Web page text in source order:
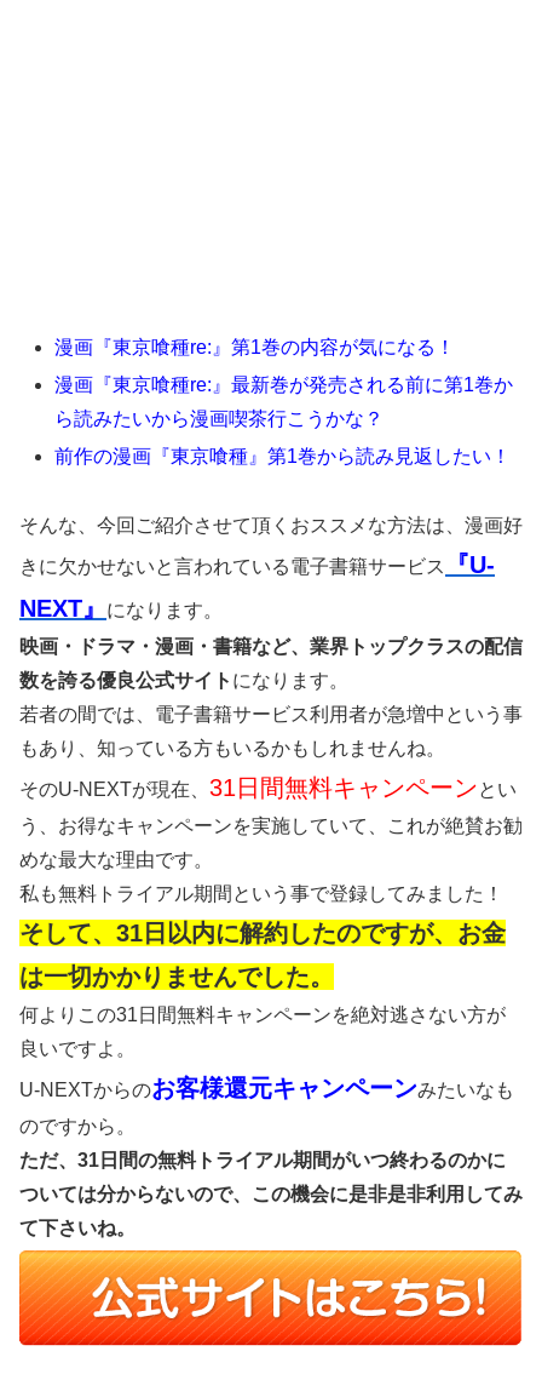
漫画『東京喰種re:』第1巻の内容が気になる！
漫画『東京喰種re:』最新巻が発売される前に第1巻か
ら読みたいから漫画喫茶行こうかな？
前作の漫画『東京喰種』第1巻から読み見返したい！
そんな、今回ご紹介させて頂くおススメな方法は、漫画好
きに欠かせないと言われている電子書籍サービス
『U-
NEXT』
になります。
映画・ドラマ・漫画・書籍など、業界トップクラスの配信
数を誇る優良公式サイト になります。
若者の間では、電子書籍サービス利用者が急増中という事
もあり、知っている方もいるかもしれませんね。
そのU-NEXTが現在、 31日間無料キャンペーンとい
う、お得なキャンペーンを実施していて、これが絶賛お勧
めな最大な理由です。
私も無料トライアル期間という事で登録してみました！
そして、31日以内に解約したのですが、お金
は一切かかりませんでした。
何よりこの31日間無料キャンペーンを絶対逃さない方が
良いですよ。
U-NEXTからのお客様還元キャンペーンみたいなも
のですから。
ただ、31日間の無料トライアル期間がいつ終わるのかに
ついては分からないので、この機会に是非是非利用してみ
て下さいね。